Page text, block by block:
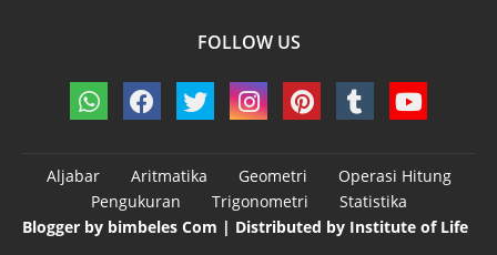
FOLLOW US
Aljabar Aritmatika Geometri
Operasi Hitung
Pengukuran
Trigonometri
Statistika
Blogger by bimbeles Com | Distributed by Institute of Life